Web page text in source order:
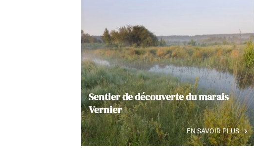
Sentier de découverte du marais
Vernier
EN SAVOIR PLUS